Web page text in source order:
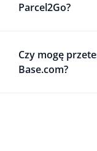
Parcel2Go?
Czy mogę
Base.com?